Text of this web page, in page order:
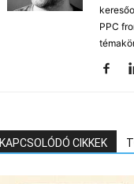
PPC
KAPCSOLÓDÓ CIKKEK